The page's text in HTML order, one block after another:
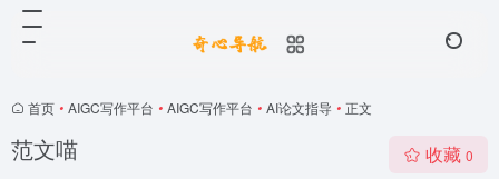
首页 • AIGC写作平台 • AIGC写作平台 • AI论文指导 • 正文
范文喵 收藏 0